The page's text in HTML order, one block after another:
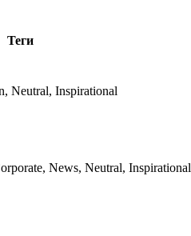
Теги
Neutral, Inspirational
News, Neutral, Inspirational